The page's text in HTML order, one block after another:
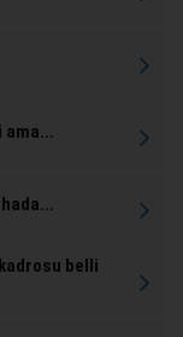
ama...
belli